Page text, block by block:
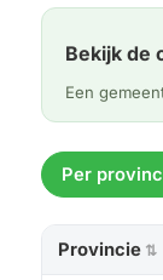
Bekijk de
Een
Per
Provincie ⇅